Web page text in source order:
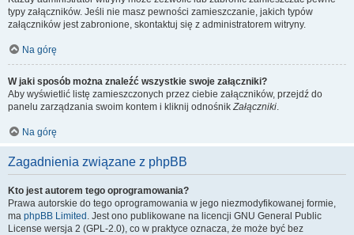
typy załączników. Jeśli nie masz pewności zamieszczanie, jakich typów
załączników jest zabronione, skontaktuj się z administratorem witryny.
Na górę
W jaki sposób można znaleźć wszystkie swoje załączniki?
Aby wyświetlić listę zamieszczonych przez ciebie załączników, przejdź do
panelu zarządzania swoim kontem i kliknij odnośnikZałączniki.
Na górę
Zagadnienia związane z phpBB
Kto jest autorem tego oprogramowania?
Prawa autorskie do tego oprogramowania w jego niezmodyfikowanej formie,
ma phpBB Limited . Jest ono publikowane na licencji GNU General Public
License wersja 2 (GPL-2.0), co w praktyce oznacza, że może być bez